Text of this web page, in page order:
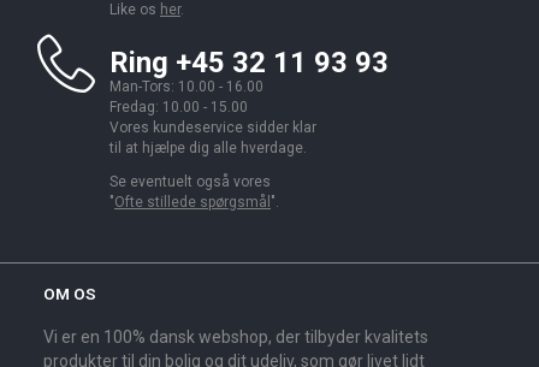
Like os her.
Ring +45 32 11 93 93
Man-Tors: 10.00 - 16.00
Fredag: 10.00 - 15.00
Vores kundeservice sidder klar
til at hjælpe dig alle hverdage.
Se eventuelt også vores
"Ofte stillede spørgsmål ".
OM OS
Vi er en 100% dansk webshop, der tilbyder kvalitets
produkter til din bolig og dit udeliv, som gør livet lidt